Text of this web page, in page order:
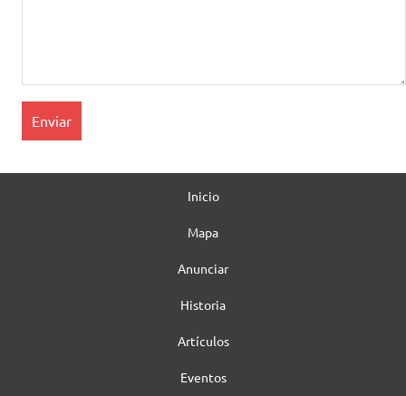
Inicio
Mapa
Anunciar
Historia
Artículos
Eventos